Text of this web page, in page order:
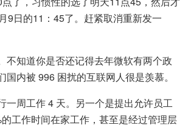
9日的11：45了。赶紧取消重新发一
不知道你是否还记得去年微软有两个政
国内被 996 困扰的互联网人很是羡慕。
一周工作 4 天。另一个是提出允许员工
工作时间在家工作，甚至是经过管理层